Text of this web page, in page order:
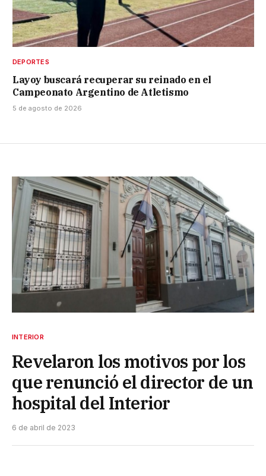
DEPORTES
Layoy buscará recuperar su reinado en el
Campeonato Argentino de Atletismo
5 de agosto de 2026
INTERIOR
Revelaron los motivos por los
que renunció el director de un
hospital del Interior
6 de abril de 2023